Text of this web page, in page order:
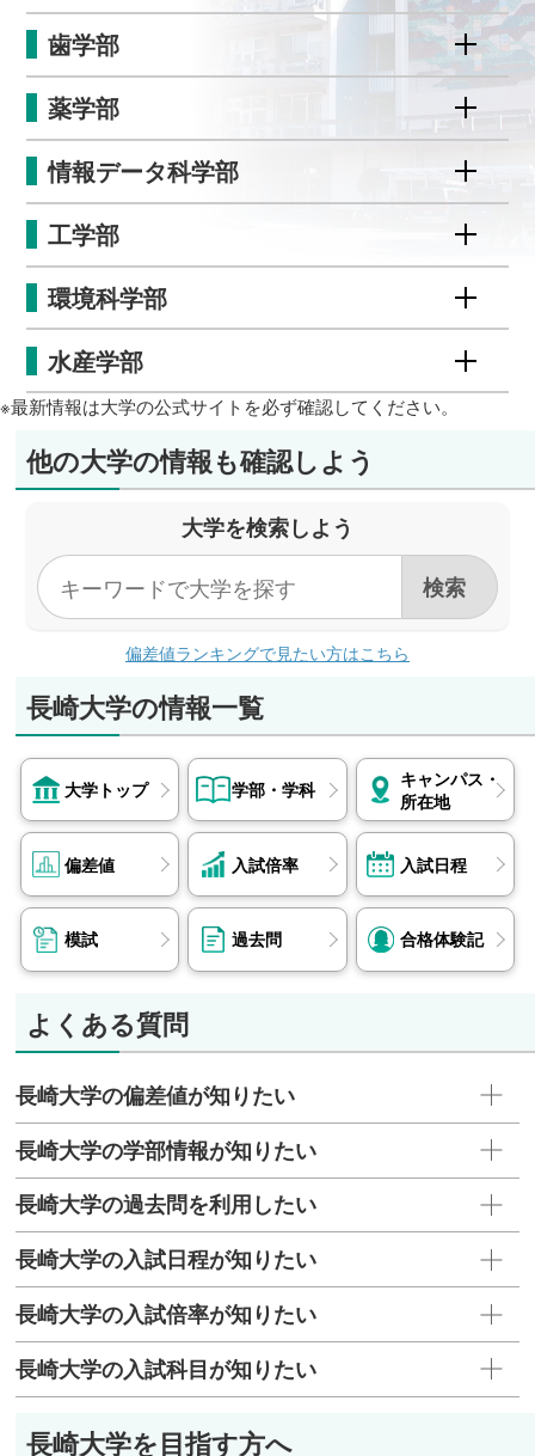
歯学部
薬学部
情報データ科学部
工学部
環境科学部
水産学部
※最新情報は大学の公式サイトを必ず確認してください。
他の大学の情報も確認しよう
大学を検索しよう
偏差値ランキングで見たい方はこちら
長崎大学の情報一覧
大学トップ 学部・学科
キャンパス・
所在地
偏差値 入試倍率 入試日程
模試 過去問 合格体験記
よくある質問
長崎大学の偏差値が知りたい
長崎大学の学部情報が知りたい
長崎大学の過去問を利用したい
長崎大学の入試日程が知りたい
長崎大学の入試倍率が知りたい
長崎大学の入試科目が知りたい
長崎大学を目指す方へ